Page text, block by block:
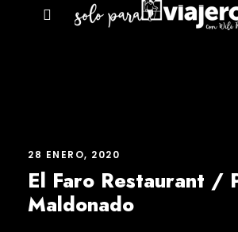
28 ENERO, 2020
El Faro Restaurant /
Maldonado